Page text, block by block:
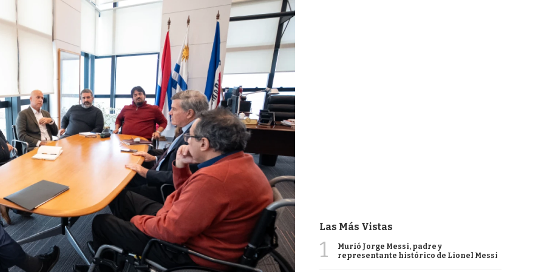
Las Más Vistas
1
Murió Jorge Messi, padre y
representante histórico de Lionel Messi